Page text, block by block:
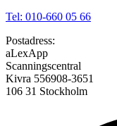
Tel: 010-660 05 66
Postadress:
aLexApp
Scanningscentral
Kivra 556908-3651
106 31 Stockholm